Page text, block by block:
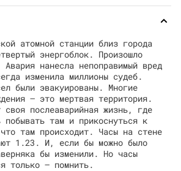
атомной станции близ города
энергоблок. Произошло
нанесла непоправимый вред
изменила миллионы судеб.
были эвакуированы. Многие
– это мертвая территория.
послеаварийная жизнь, где
там и прикоснуться к
там происходит. Часы на стене
1.23. И, если бы можно было
бы изменили. Но часы
только – помнить.